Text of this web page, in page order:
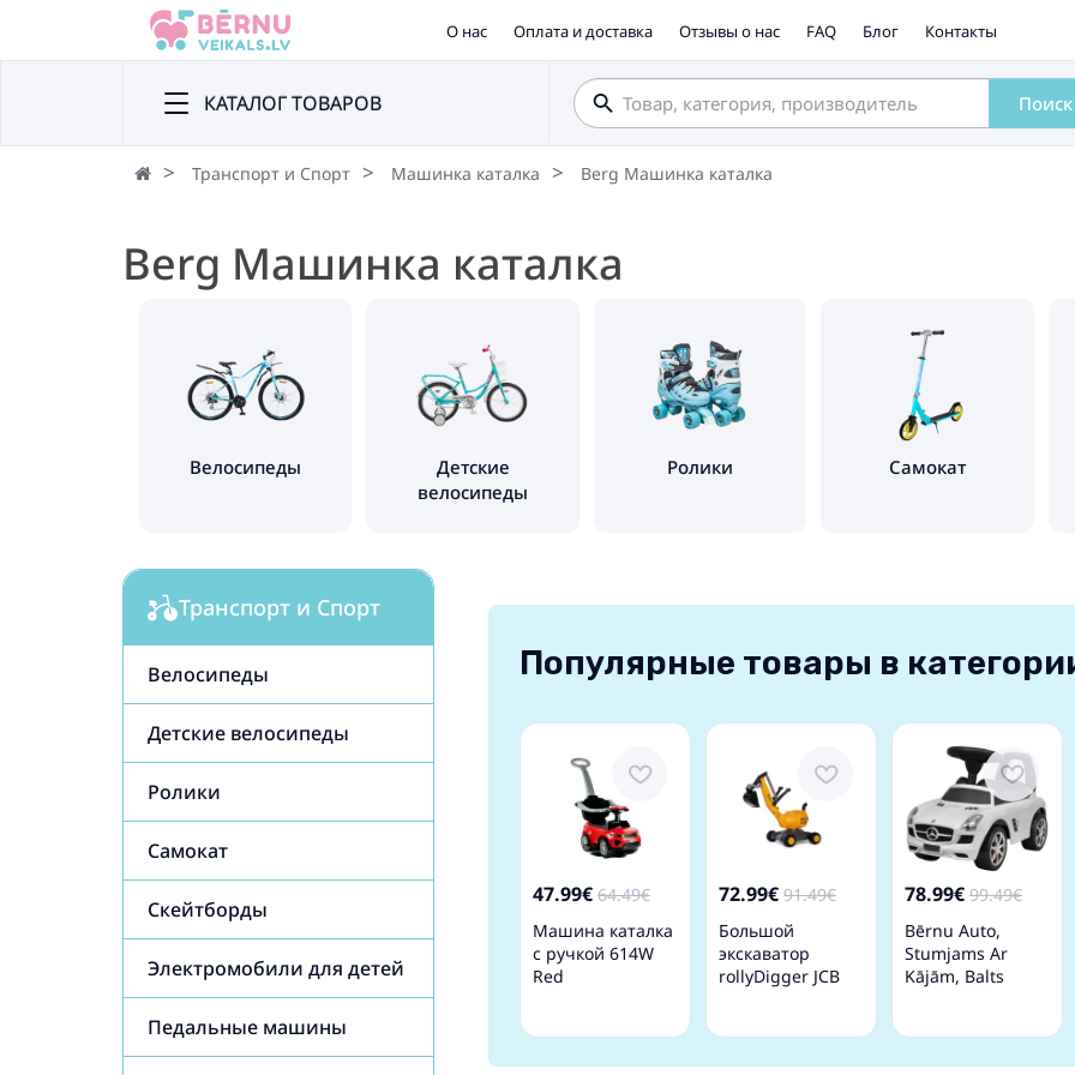
О нас Оплата и доставка Отзывы о нас FAQ Блог Контакты
КАТАЛОГ ТОВАРОВ Поиск
Транспорт и Спорт Машинка каталка Berg Машинка каталка
Berg Машинка каталка
Велосипеды
Детские
велосипеды
Ролики Самокат
Транспорт и Спорт
Велосипеды
Детские велосипеды
Ролики
Самокат
Cкейтборды
Электромобили для детей
Педальные машины
Популярные товары в
47.99€ 64.49€
Машина каталка
с ручкой 614W
Red
72.99€ 91.49€
Большой
экскаватор
rollyDigger JCB
78.99€ 99.49€
Bērnu Auto,
Stumjams Ar
Kājām, Balts